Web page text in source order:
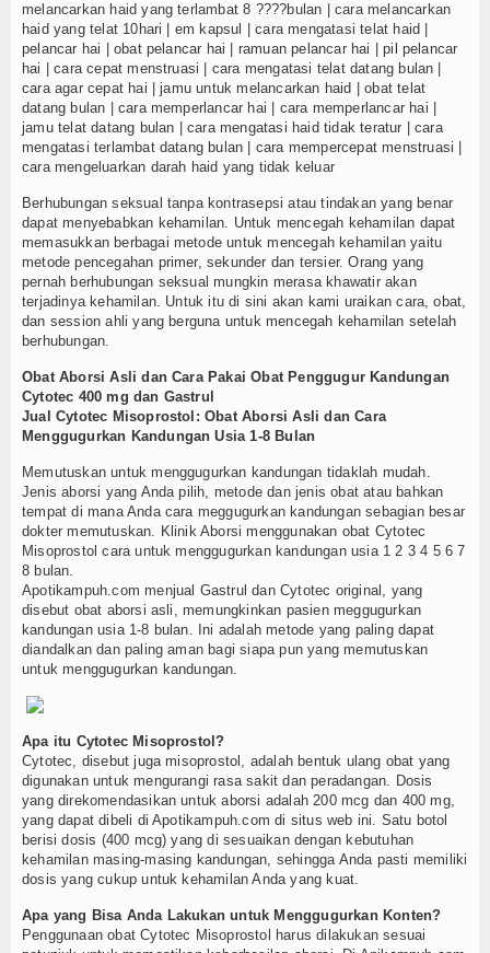
melancarkan haid yang terlambat 8 ????bulan | cara melancarkan
haid yang telat 10hari | em kapsul | cara mengatasi telat haid |
pelancar hai | obat pelancar hai | ramuan pelancar hai | pil pelancar
hai | cara cepat menstruasi | cara mengatasi telat datang bulan |
cara agar cepat hai | jamu untuk melancarkan haid | obat telat
datang bulan | cara memperlancar hai | cara memperlancar hai |
jamu telat datang bulan | cara mengatasi haid tidak teratur | cara
mengatasi terlambat datang bulan | cara mempercepat menstruasi |
cara mengeluarkan darah haid yang tidak keluar
Berhubungan seksual tanpa kontrasepsi atau tindakan yang benar
dapat menyebabkan kehamilan. Untuk mencegah kehamilan dapat
memasukkan berbagai metode untuk mencegah kehamilan yaitu
metode pencegahan primer, sekunder dan tersier. Orang yang
pernah berhubungan seksual mungkin merasa khawatir akan
terjadinya kehamilan. Untuk itu di sini akan kami uraikan cara, obat,
dan session ahli yang berguna untuk mencegah kehamilan setelah
berhubungan.
Obat Aborsi Asli dan Cara Pakai Obat Penggugur Kandungan
Cytotec 400 mg dan Gastrul
Jual Cytotec Misoprostol: Obat Aborsi Asli dan Cara
Menggugurkan Kandungan Usia 1-8 Bulan
Memutuskan untuk menggugurkan kandungan tidaklah mudah.
Jenis aborsi yang Anda pilih, metode dan jenis obat atau bahkan
tempat di mana Anda cara meggugurkan kandungan sebagian besar
dokter memutuskan. Klinik Aborsi menggunakan obat Cytotec
Misoprostol cara untuk menggugurkan kandungan usia 1 2 3 4 5 6 7
8 bulan.
Apotikampuh.com menjual Gastrul dan Cytotec original, yang
disebut obat aborsi asli, memungkinkan pasien meggugurkan
kandungan usia 1-8 bulan. Ini adalah metode yang paling dapat
diandalkan dan paling aman bagi siapa pun yang memutuskan
untuk menggugurkan kandungan.
Apa itu Cytotec Misoprostol?
Cytotec, disebut juga misoprostol, adalah bentuk ulang obat yang
digunakan untuk mengurangi rasa sakit dan peradangan. Dosis
yang direkomendasikan untuk aborsi adalah 200 mcg dan 400 mg,
yang dapat dibeli di Apotikampuh.com di situs web ini. Satu botol
berisi dosis (400 mcg) yang di sesuaikan dengan kebutuhan
kehamilan masing-masing kandungan, sehingga Anda pasti memiliki
dosis yang cukup untuk kehamilan Anda yang kuat.
Apa yang Bisa Anda Lakukan untuk Menggugurkan Konten?
Penggunaan obat Cytotec Misoprostol harus dilakukan sesuai